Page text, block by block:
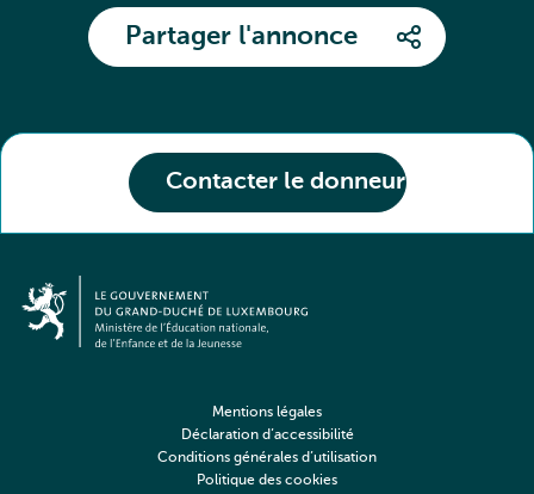
Contacter le donneur
Partager l'annonce
Mentions légales
Déclaration d’accessibilité
Conditions générales d’utilisation
Politique des cookies